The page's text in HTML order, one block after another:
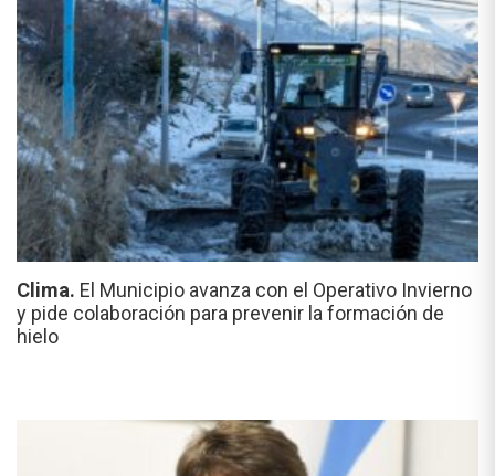
Clima. El Municipio avanza con el Operativo Invierno
y pide colaboración para prevenir la formación de
hielo